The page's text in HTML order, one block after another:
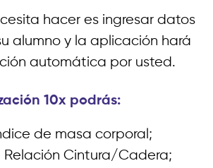
hacer es ingresar datos
alumno y la aplicación hará
automática por usted.
10x podrás:
de masa corporal;
Cintura/Cadera;